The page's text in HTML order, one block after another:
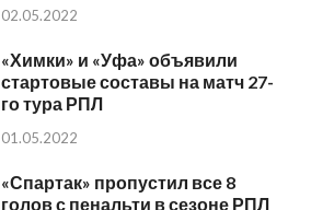
02.05.2022
«Химки» и «Уфа» объявили
стартовые составы на матч 27-
го тура РПЛ
01.05.2022
«Спартак» пропустил все 8
голов с пенальти в сезоне РПЛ